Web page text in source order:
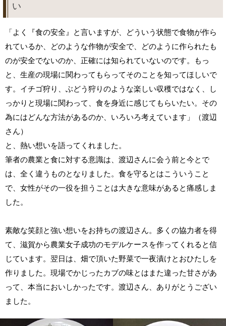
い
「よく『食の安全』と言いますが、どういう状態で食物が作ら
れているか、どのような作物が安全で、どのように作られたも
のが安全でないのか、正確には知られていないのです。もっ
と、生産の現場に関わってもらってそのことを知ってほしいで
す。イチゴ狩り、ぶどう狩りのような楽しい収穫ではなく、し
っかりと現場に関わって、食を身近に感じてもらいたい。その
為にはどんな方法があるのか、いろいろ考えています」（渡辺
さん）
と、熱い想いを語ってくれました。
筆者の農業と食に対する意識は、渡辺さんに会う前と今とで
は、全く違うものとなりました。食を守るとはこういうこと
で、女性がその一役を担うことは大きな意味があると痛感しま
した。
素敵な笑顔と強い想いをお持ちの渡辺さん。多くの協力者を得
て、滋賀から農業女子成功のモデルケースを作ってくれると信
じています。翌日は、畑で頂いた野菜で一夜漬けとおひたしを
作りました。現場でかじったカブの味とはまた違った甘さがあ
って、本当においしかったです。渡辺さん、ありがとうござい
ました。